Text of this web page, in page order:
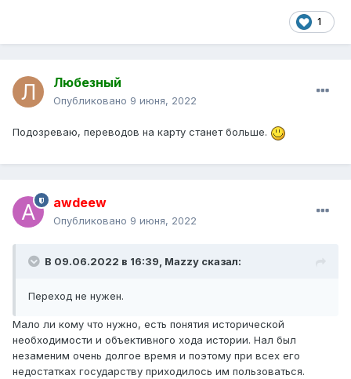
1
Любезный
Опубликовано 9 июня, 2022
Подозреваю, переводов на карту станет больше.
awdeew
Опубликовано 9 июня, 2022
В 09.06.2022 в 16:39, Mazzy сказал:
Переход не нужен.
Мало ли кому что нужно, есть понятия исторической
необходимости и объективного хода истории. Нал был
незаменим очень долгое время и поэтому при всех его
недостатках государству приходилось им пользоваться.